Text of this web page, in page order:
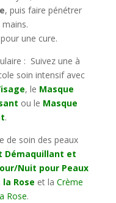
, puis faire pénétrer
une cure.
: Suivez une à
soin intensif avec
, le Masque
ou le Masque
.
de soin des peaux
Démaquillant et
Nuit pour Peaux
la Rose et laCrème
Rose.